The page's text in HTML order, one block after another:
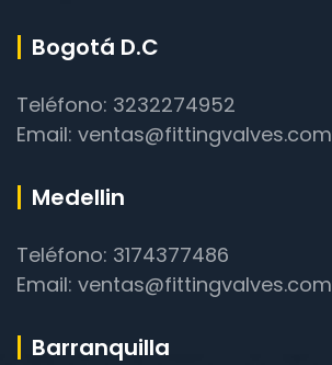
Bogotá D.C
Teléfono: 3232274952
Email: ventas@fittingvalves.com
Medellin
Teléfono: 3174377486
Email: ventas@fittingvalves.com
Barranquilla